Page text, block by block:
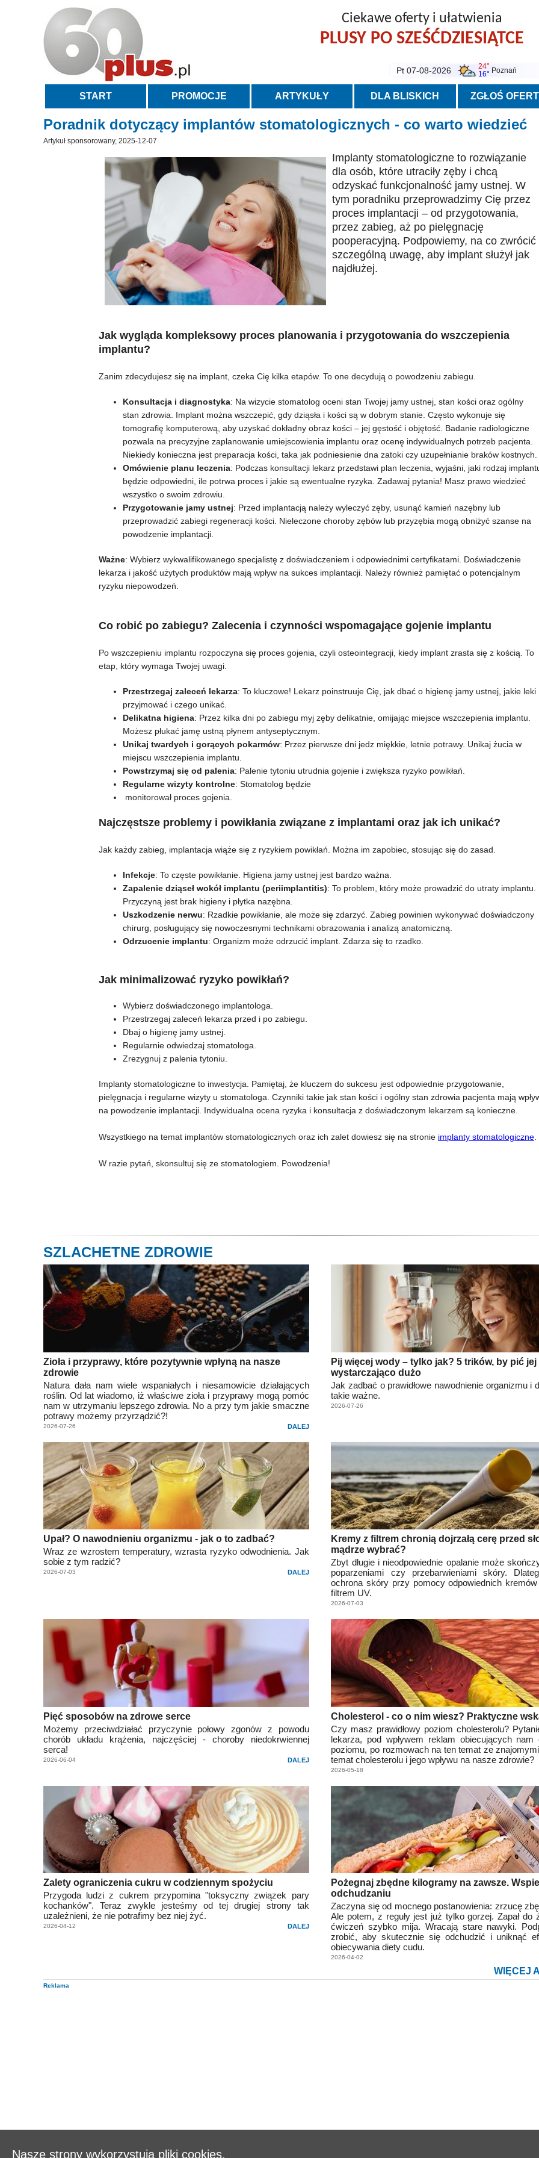
Nasze strony wykorzystują pliki cookies.
Ciekawe oferty i ułatwienia
PLUSY PO SZEŚĆDZIESIĄTCE
Pt 07-08-2026
24°
16° Poznań
START PROMOCJE ARTYKUŁY DLA BLISKICH ZGŁOŚ
Poradnik dotyczący implantów stomatologicznych - co warto wiedzieć
Artykuł sponsorowany, 2025-12-07
Implanty stomatologiczne to rozwiązanie
dla osób, które utraciły zęby i chcą
odzyskać funkcjonalność jamy ustnej. W
tym poradniku przeprowadzimy Cię przez
proces implantacji – od przygotowania,
przez zabieg, aż po pielęgnację
pooperacyjną. Podpowiemy, na co zwrócić
szczególną uwagę, aby implant służył jak
najdłużej.
Jak wygląda kompleksowy proces planowania i przygotowania do wszczepienia
implantu?
Zanim zdecydujesz się na implant, czeka Cię kilka etapów. To one decydują o powodzeniu zabiegu.
Konsultacja i diagnostyka: Na wizycie stomatolog oceni stan Twojej jamy ustnej, stan kości oraz ogólny
stan zdrowia. Implant można wszczepić, gdy dziąsła i kości są w dobrym stanie. Często wykonuje się
tomografię komputerową, aby uzyskać dokładny obraz kości – jej gęstość i objętość. Badanie radiologiczne
pozwala na precyzyjne zaplanowanie umiejscowienia implantu oraz ocenę indywidualnych potrzeb pacjenta.
Niekiedy konieczna jest preparacja kości, taka jak podniesienie dna zatoki czy uzupełnianie braków kostnych.
Omówienie planu leczenia: Podczas konsultacji lekarz przedstawi plan leczenia, wyjaśni, jaki rodzaj
będzie odpowiedni, ile potrwa proces i jakie są ewentualne ryzyka. Zadawaj pytania! Masz prawo wiedzieć
wszystko o swoim zdrowiu.
Przygotowanie jamy ustnej: Przed implantacją należy wyleczyć zęby, usunąć kamień nazębny lub
przeprowadzić zabiegi regeneracji kości. Nieleczone choroby zębów lub przyzębia mogą obniżyć szanse na
powodzenie implantacji.
Ważne: Wybierz wykwalifikowanego specjalistę z doświadczeniem i odpowiednimi certyfikatami. Doświadczenie
lekarza i jakość użytych produktów mają wpływ na sukces implantacji. Należy również pamiętać o potencjalnym
ryzyku niepowodzeń.
Co robić po zabiegu? Zalecenia i czynności wspomagające gojenie implantu
Po wszczepieniu implantu rozpoczyna się proces gojenia, czyli osteointegracji, kiedy implant zrasta się z kością. To
etap, który wymaga Twojej uwagi.
Przestrzegaj zaleceń lekarza: To kluczowe! Lekarz poinstruuje Cię, jak dbać o higienę jamy ustnej, jakie leki
przyjmować i czego unikać.
Delikatna higiena: Przez kilka dni po zabiegu myj zęby delikatnie, omijając miejsce wszczepienia implantu.
Możesz płukać jamę ustną płynem antyseptycznym.
Unikaj twardych i gorących pokarmów: Przez pierwsze dni jedz miękkie, letnie potrawy. Unikaj żucia w
miejscu wszczepienia implantu.
Powstrzymaj się od palenia: Palenie tytoniu utrudnia gojenie i zwiększa ryzyko powikłań.
Regularne wizyty kontrolne: Stomatolog będzie
monitorował proces gojenia.
Najczęstsze problemy i powikłania związane z implantami oraz jak ich unikać?
Jak każdy zabieg, implantacja wiąże się z ryzykiem powikłań. Można im zapobiec, stosując się do zasad.
Infekcje: To częste powikłanie. Higiena jamy ustnej jest bardzo ważna.
Zapalenie dziąseł wokół implantu (periimplantitis): To problem, który może prowadzić do utraty implantu.
Przyczyną jest brak higieny i płytka nazębna.
Uszkodzenie nerwu: Rzadkie powikłanie, ale może się zdarzyć. Zabieg powinien wykonywać doświadczony
chirurg, posługujący się nowoczesnymi technikami obrazowania i analizą anatomiczną.
Odrzucenie implantu: Organizm może odrzucić implant. Zdarza się to rzadko.
Jak minimalizować ryzyko powikłań?
Wybierz doświadczonego implantologa.
Przestrzegaj zaleceń lekarza przed i po zabiegu.
Dbaj o higienę jamy ustnej.
Regularnie odwiedzaj stomatologa.
Zrezygnuj z palenia tytoniu.
Implanty stomatologiczne to inwestycja. Pamiętaj, że kluczem do sukcesu jest odpowiednie przygotowanie,
pielęgnacja i regularne wizyty u stomatologa. Czynniki takie jak stan kości i ogólny stan zdrowia pacjenta mają
na powodzenie implantacji. Indywidualna ocena ryzyka i konsultacja z doświadczonym lekarzem są konieczne.
Wszystkiego na temat implantów stomatologicznych oraz ich zalet dowiesz się na stronie implanty stomatologiczne
W razie pytań, skonsultuj się ze stomatologiem. Powodzenia!
SZLACHETNE ZDROWIE
Zioła i przyprawy, które pozytywnie wpłyną na nasze
zdrowie
Natura dała nam wiele wspaniałych i niesamowicie działających
roślin. Od lat wiadomo, iż właściwe zioła i przyprawy mogą pomóc
nam w utrzymaniu lepszego zdrowia. No a przy tym jakie smaczne
potrawy możemy przyrządzić?!
2026-07-26 DALEJ
Pij więcej wody – tylko jak? 5 trików, by pić jej
wystarczająco dużo
Jak zadbać o prawidłowe nawodnienie organizmu i
takie ważne.
2026-07-26
Upał? O nawodnieniu organizmu - jak o to zadbać?
Wraz ze wzrostem temperatury, wzrasta ryzyko odwodnienia. Jak
sobie z tym radzić?
2026-07-03 DALEJ
Kremy z filtrem chronią dojrzałą cerę przed
mądrze wybrać?
Zbyt długie i nieodpowiednie opalanie może
poparzeniami czy przebarwieniami skóry.
ochrona skóry przy pomocy odpowiednich
filtrem UV.
2026-07-03
Pięć sposobów na zdrowe serce
Możemy przeciwdziałać przyczynie połowy zgonów z powodu
chorób układu krążenia, najczęściej - choroby niedokrwiennej
serca!
2026-06-04 DALEJ
Cholesterol - co o nim wiesz? Praktyczne
Czy masz prawidłowy poziom cholesterolu?
lekarza, pod wpływem reklam obiecujących nam
poziomu, po rozmowach na ten temat ze
temat cholesterolu i jego wpływu na nasze zdrowie?
2026-05-18
Zalety ograniczenia cukru w codziennym spożyciu
Przygoda ludzi z cukrem przypomina "toksyczny związek pary
kochanków". Teraz zwykle jesteśmy od tej drugiej strony tak
uzależnieni, że nie potrafimy bez niej żyć.
2026-04-12 DALEJ
Pożegnaj zbędne kilogramy na zawsze.
odchudzaniu
Zaczyna się od mocnego postanowienia: zrzucę
Ale potem, z reguły jest już tylko gorzej. Zapał do
ćwiczeń szybko mija. Wracają stare nawyki.
zrobić, aby skutecznie się odchudzić i uniknąć
obiecywania diety cudu.
2026-04-02
WIĘCEJ
Reklama